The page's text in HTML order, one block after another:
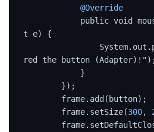
@Override
t e) {
red the button
        frame.setSize(
300,